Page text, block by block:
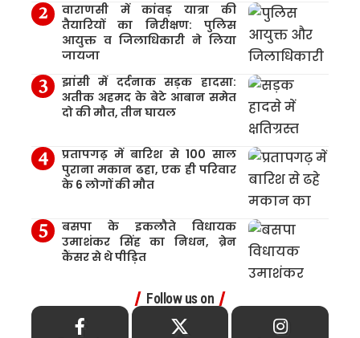
वाराणसी में कांवड़ यात्रा की
तैयारियों का निरीक्षण: पुलिस
आयुक्त व जिलाधिकारी ने लिया
जायजा
झांसी में दर्दनाक सड़क हादसा:
अतीक अहमद के बेटे आबान समेत
दो की मौत, तीन घायल
प्रतापगढ़ में बारिश से 100 साल
पुराना मकान ढहा, एक ही परिवार
के 6 लोगों की मौत
बसपा के इकलौते विधायक
उमाशंकर सिंह का निधन, ब्रेन
कैंसर से थे पीड़ित
Follow us on